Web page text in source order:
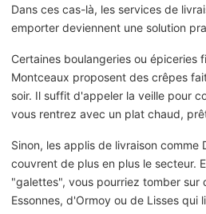
Dans ces cas-là, les services de
emporter deviennent une solution
Certaines boulangeries ou épiceries
Montceaux proposent des crêpes
soir. Il suffit d'appeler la veille pour
vous rentrez avec un plat chaud,
Sinon, les applis de livraison comme
couvrent de plus en plus le secteur.
"galettes", vous pourriez tomber sur
Essonnes, d'Ormoy ou de Lisses qui